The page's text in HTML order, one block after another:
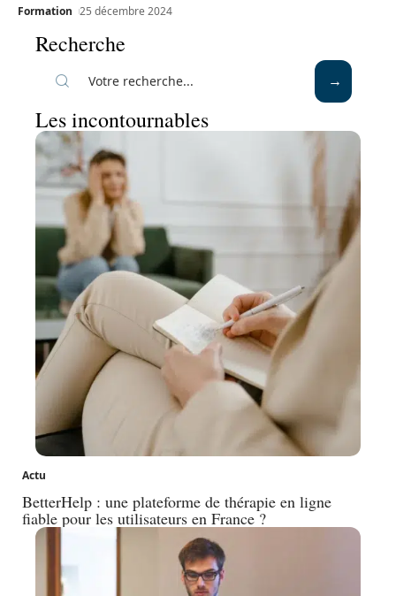
Formation 25 décembre 2024
Recherche
Les incontournables
Actu
BetterHelp : une plateforme de thérapie en ligne
fiable pour les utilisateurs en France ?